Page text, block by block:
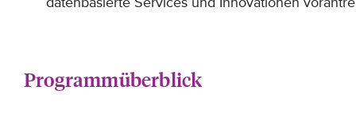
Programmüberblick